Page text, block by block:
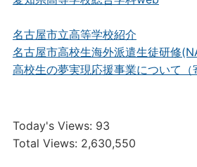
名古屋市立高等学校紹介
名古屋市高校生海外派遣生徒研修
高校生の夢実現応援事業について（
Today's Views: 93
Total Views: 2,630,550